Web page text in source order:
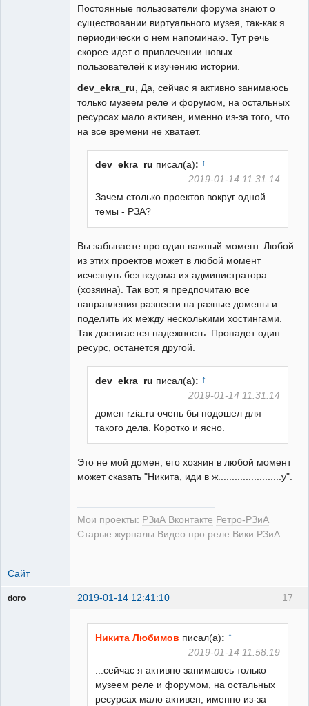
Постоянные пользователи форума знают о
существовании виртуального музея, так-как я
периодически о нем напоминаю. Тут речь
скорее идет о привлечении новых
пользователей к изучению истории.
dev_ekra_ru , Да, сейчас я активно занимаюсь
только музеем реле и форумом, на остальных
ресурсах мало активен, именно из-за того, что
на все времени не хватает.
dev_ekra_ru писал(а): ↑
2019-01-14 11:31:14
Зачем столько проектов вокруг одной
темы - РЗА?
Вы забываете про один важный момент. Любой
из этих проектов может в любой момент
исчезнуть без ведома их администратора
(хозяина). Так вот, я предпочитаю все
направления разнести на разные домены и
поделить их между несколькими хостингами.
Так достигается надежность. Пропадет один
ресурс, останется другой.
dev_ekra_ru писал(а): ↑
2019-01-14 11:31:14
домен rzia.ru очень бы подошел для
такого дела. Коротко и ясно.
Это не мой домен, его хозяин в любой момент
может сказать "Никита, иди в ж.......................у".
Мои проекты: РЗиА Вконтакте Ретро-РЗиА
Старые журналы Видео про реле Вики РЗиА
Сайт
17
doro 2019-01-14 12:41:10
Никита Любимов писал(а): ↑
2019-01-14 11:58:19
...сейчас я активно занимаюсь только
музеем реле и форумом, на остальных
ресурсах мало активен, именно из-за